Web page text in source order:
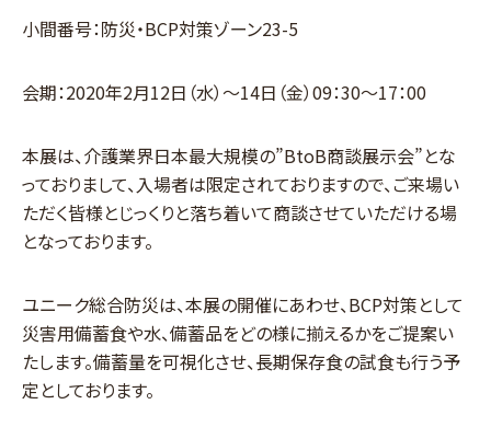
小間番号：防災・BCP対策ゾーン23-5
会期：2020年2月12日（水）～14日（金）09：30～17：00
本展は、介護業界日本最大規模の”BtoB商談展示会”とな
っておりまして、入場者は限定されておりますので、ご来場い
ただく皆様とじっくりと落ち着いて商談させていただける場
となっております。
ユニーク総合防災は、本展の開催にあわせ、BCP対策として
災害用備蓄食や水、備蓄品をどの様に揃えるかをご提案い
たします。備蓄量を可視化させ、長期保存食の試食も行う予
定としております。